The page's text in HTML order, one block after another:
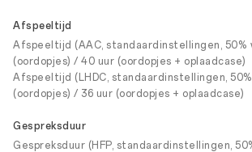
Afspeeltijd
Afspeeltijd (AAC, standaardinstellingen, 50%
(oordopjes) / 40 uur (oordopjes + oplaadcase)
Afspeeltijd (LHDC, standaardinstellingen,
(oordopjes) / 36 uur (oordopjes + oplaadcase)
Gespreksduur
Gespreksduur (HFP, standaardinstellingen,